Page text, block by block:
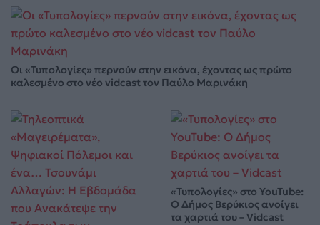
Οι «Τυπολογίες» περνούν στην εικόνα, έχοντας ως πρώτο
καλεσμένο στο νέο vidcast τον Παύλο Μαρινάκη
«Τυπολογίες» στο YouTube:
Ο Δήμος Βερύκιος ανοίγει
τα χαρτιά του – Vidcast